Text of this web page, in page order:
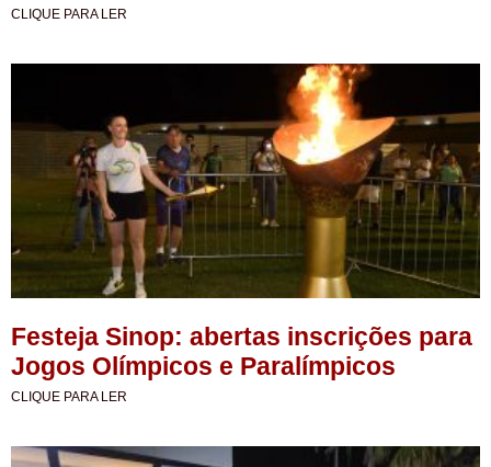
CLIQUE PARA LER
Festeja Sinop: abertas inscrições para
Jogos Olímpicos e Paralímpicos
CLIQUE PARA LER